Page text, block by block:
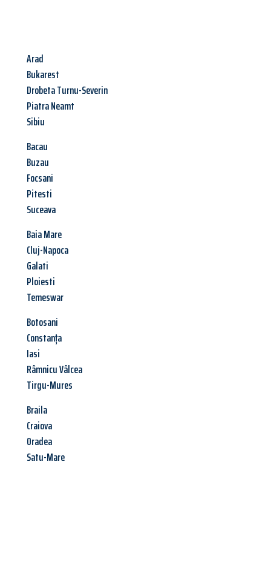
Arad
Bukarest
Drobeta Turnu-Severin
Piatra Neamt
Sibiu
Bacau
Buzau
Focsani
Pitesti
Suceava
Baia Mare
Cluj-Napoca
Galati
Ploiesti
Temeswar
Botosani
Constanța
Iasi
Râmnicu Vâlcea
Tirgu-Mures
Braila
Craiova
Oradea
Satu-Mare